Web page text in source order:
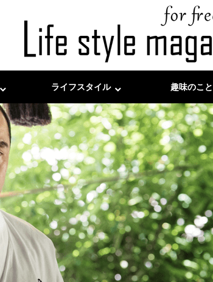
ライフスタイル 趣味のこと